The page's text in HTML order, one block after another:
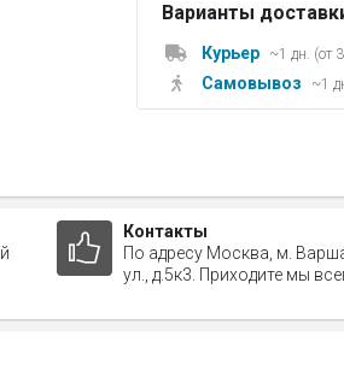
Варианты
Курьер ~1 дн. (от
Самовывоз ~1
Контакты
По адресу Москва, м.
ул., д.5к3. Приходите мы